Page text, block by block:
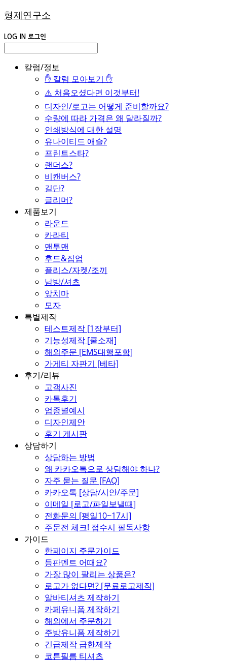
형제연구소
LOG IN 로그인
칼럼/정보
✋ 칼럼 모아보기 ✋
⚠️ 처음오셨다면 이것부터!
디자인/로고는 어떻게 준비할까요?
수량에 따라 가격은 왜 달라질까?
인쇄방식에 대한 설명
유나이티드 애슬?
프린트스타?
랜더스?
비캔버스?
길단?
글리머?
제품보기
라운드
카라티
맨투맨
후드&집업
플리스/자켓/조끼
남방/셔츠
앞치마
모자
특별제작
테스트제작 [1장부터]
기능성제작 [쿨소재]
해외주문 [EMS대행포함]
가게티 자판기 [베타]
후기/리뷰
고객사진
카톡후기
업종별예시
디자인제안
후기 게시판
상담하기
상담하는 방법
왜 카카오톡으로 상담해야 하나?
자주 묻는 질문 [FAQ]
카카오톡 [상담/시안/주문]
이메일 [로고/파일보낼때]
전화문의 [평일10~17시]
주문전 체크! 접수시 필독사항
가이드
한페이지 주문가이드
등판멘트 어때요?
가장 많이 팔리는 상품은?
로고가 없다면? [무료로고제작]
알바티셔츠 제작하기
카페유니폼 제작하기
해외에서 주문하기
주방유니폼 제작하기
긴급제작 급한제작
코튼필름 티셔츠